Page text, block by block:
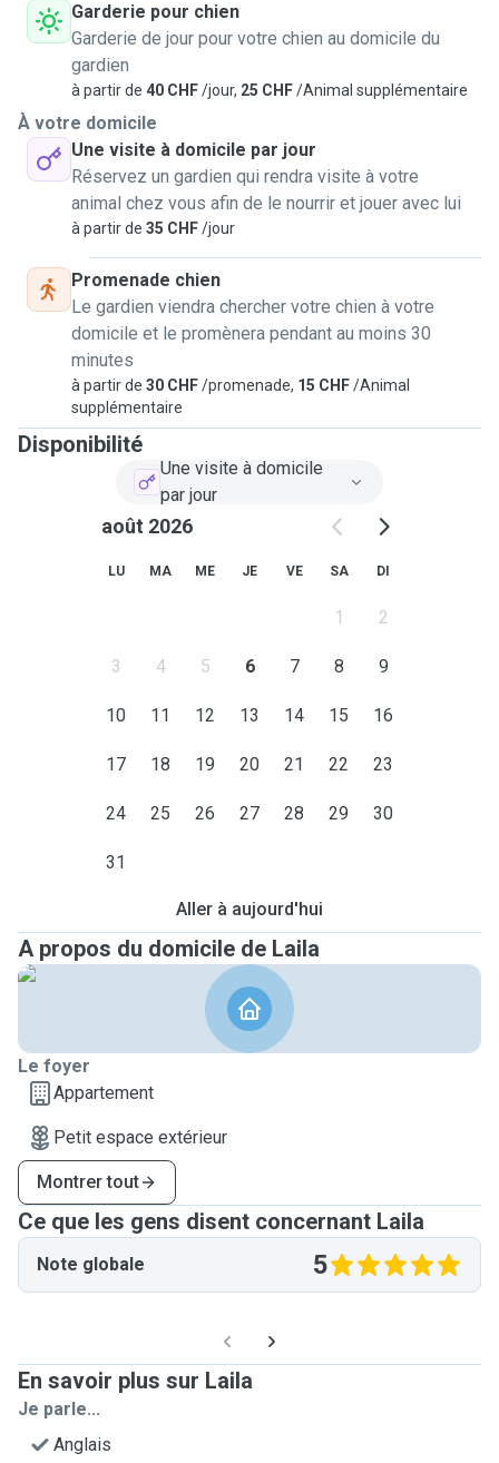
Garderie pour chien
Garderie de jour pour votre chien au domicile du
gardien
à partir de 40 CHF/jour, 25 CHF/Animal supplémentaire
À votre domicile
Une visite à domicile par jour
Réservez un gardien qui rendra visite à votre
animal chez vous afin de le nourrir et jouer avec lui
à partir de 35 CHF/jour
Promenade chien
Le gardien viendra chercher votre chien à votre
domicile et le promènera pendant au moins 30
minutes
à partir de 30 CHF/promenade, 15 CHF/Animal
supplémentaire
Disponibilité
Une visite à domicile
par jour
août 2026
LU MA ME JE VE SA DI
1 2
3 4 5 6 7 8 9
10 11 12 13 14 15 16
17 18 19 20 21 22 23
24 25 26 27 28 29 30
31
Aller à aujourd'hui
A propos du domicile de Laila
Le foyer
Appartement
Petit espace extérieur
Montrer tout
Ce que les gens disent concernant Laila
Note globale 5
En savoir plus sur Laila
Je parle...
Anglais